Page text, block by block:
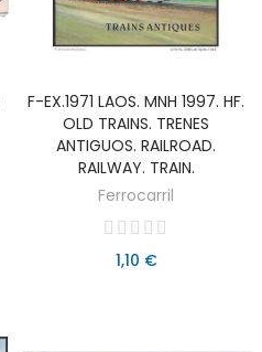
AÑADIR AL CARRITO
F-EX.1971 LAOS. MNH 1997. HF.
OLD TRAINS. TRENES
ANTIGUOS. RAILROAD.
RAILWAY. TRAIN.
Ferrocarril
1,10 €